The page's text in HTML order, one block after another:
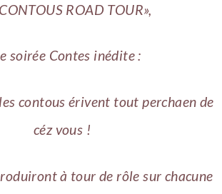
ROAD TOUR»,
soirée Contes inédite :
contous érivent tout perchaen de
céz vous !
à tour de rôle sur chacune